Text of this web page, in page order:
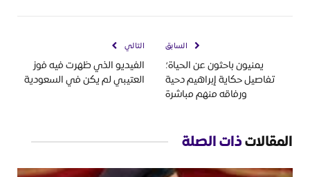
السابق
يمنيون باحثون عن الحياة؛
تفاصيل حكاية إبراهيم دحية
ورفاقه منهم مباشرة
التالي
الفيديو الذي ظهرت فيه فوز
العتيبي لم يكن في السعودية
المقالاتذات الصلة